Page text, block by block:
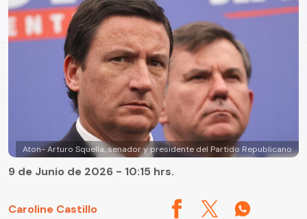
Aton- Arturo Squella, senador y presidente del Partido Republicano
Caroline Castillo
9 de Junio de 2026 - 10:15 hrs.